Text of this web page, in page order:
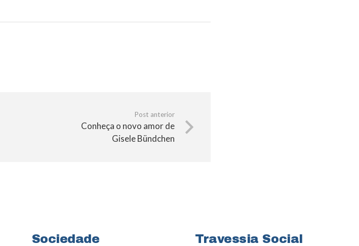
Post anterior
Conheça o novo amor de
Gisele Bündchen
Sociedade Travessia Social